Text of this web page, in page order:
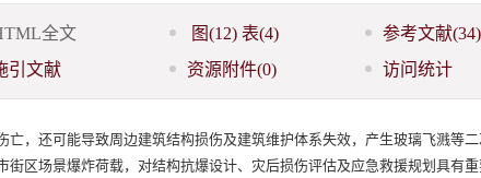
全文 图(12) 表(4) 参考文献(34)
引文献 资源附件(0) 访问统计
，还可能导致周边建筑结构损伤及建筑维护体系失效，产生玻璃飞溅等
区场景爆炸荷载，对结构抗爆设计、灾后损伤评估及应急救援规划具有